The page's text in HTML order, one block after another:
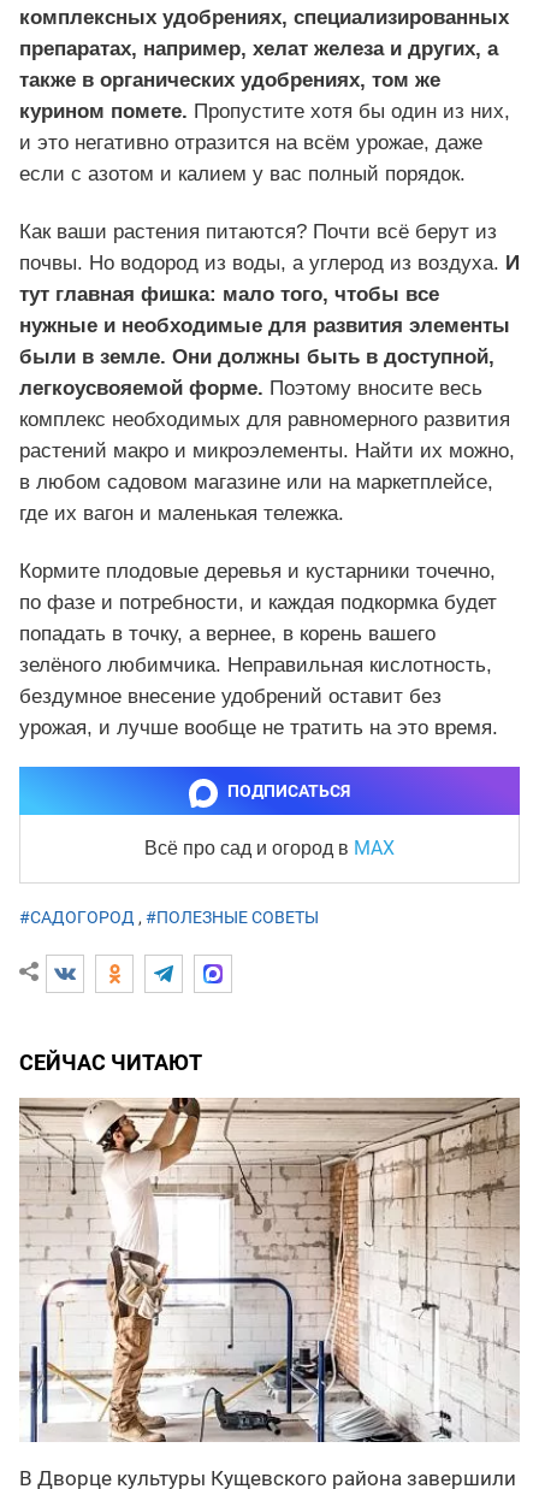
комплексных удобрениях, специализированных
препаратах, например, хелат железа и других, а
также в органических удобрениях, том же
курином помете. Пропустите хотя бы один из них,
и это негативно отразится на всём урожае, даже
если с азотом и калием у вас полный порядок.
Как ваши растения питаются? Почти всё берут из
почвы. Но водород из воды, а углерод из воздуха. И
тут главная фишка: мало того, чтобы все
нужные и необходимые для развития элементы
были в земле. Они должны быть в доступной,
легкоусвояемой форме. Поэтому вносите весь
комплекс необходимых для равномерного развития
растений макро и микроэлементы. Найти их можно,
в любом садовом магазине или на маркетплейсе,
где их вагон и маленькая тележка.
Кормите плодовые деревья и кустарники точечно,
по фазе и потребности, и каждая подкормка будет
попадать в точку, а вернее, в корень вашего
зелёного любимчика. Неправильная кислотность,
бездумное внесение удобрений оставит без
урожая, и лучше вообще не тратить на это время.
ПОДПИСАТЬСЯ
Всё про сад и огород в MAX
#САДОГОРОД, #ПОЛЕЗНЫЕ СОВЕТЫ
СЕЙЧАС ЧИТАЮТ
В Дворце культуры Кущевского района завершили